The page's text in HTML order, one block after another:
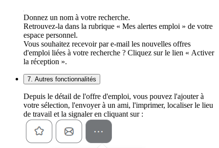
Donnez un nom à votre recherche.
Retrouvez-la dans la rubrique « Mes alertes emploi » de votre
espace personnel.
Vous souhaitez recevoir par e-mail les nouvelles offres
d'emploi liées à votre recherche ? Cliquez sur le lien « Activer
la réception ».
7. Autres fonctionnalités
Depuis le détail de l'offre d'emploi, vous pouvez l'ajouter à
votre sélection, l'envoyer à un ami, l'imprimer, localiser le lieu
de travail et la signaler en cliquant sur :